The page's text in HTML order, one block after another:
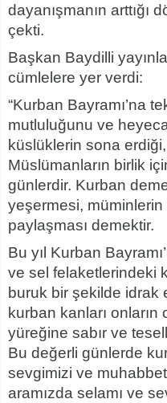
dayanışmanın arttığı
çekti.
Başkan Baydilli
cümlelere yer verdi:
“Kurban Bayramı’na
mutluluğunu ve
küslüklerin sona
Müslümanların birlik
günlerdir. Kurban
yeşermesi, müminlerin
paylaşması demektir.
Bu yıl Kurban
ve sel felaketlerindeki
buruk bir şekilde idrak
kurban kanları onların
yüreğine sabır ve
Bu değerli günlerde
sevgimizi ve
aramızda selamı ve